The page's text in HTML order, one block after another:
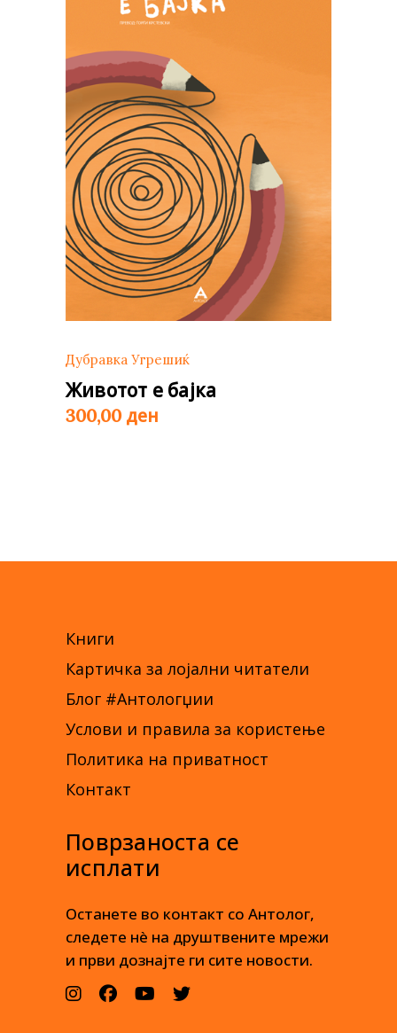
Дубравка Угрешиќ
Животот е бајка
300,00 ден
Книги
Картичка за лојални читатели
Блог #Антологџии
Услови и правила за користење
Политика на приватност
Контакт
Поврзаноста се
исплати
Останете во контакт со Антолог,
следете нè на друштвените мрежи
и први дознајте ги сите новости.